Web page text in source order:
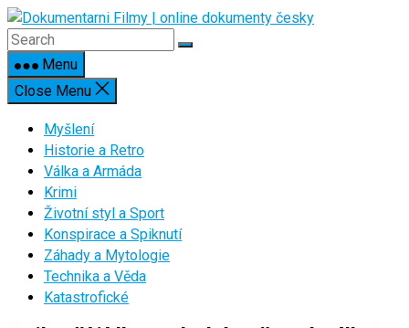
Skip
to
contentMenu
Close Menu
Myšlení
Historie a Retro
Válka a Armáda
Krimi
Životní styl a Sport
Konspirace a Spiknutí
Záhady a Mytologie
Technika a Věda
Katastrofické